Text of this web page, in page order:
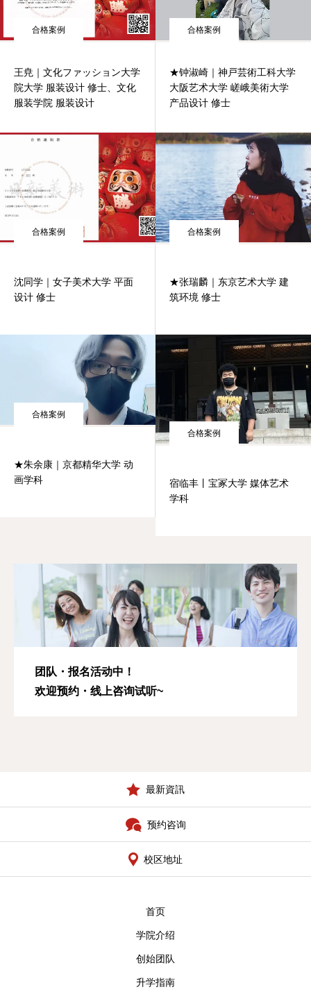
合格案例
王尭｜文化ファッション大学
院大学 服装设计 修士、文化
服装学院 服装设计
合格案例
★钟淑崎｜神戸芸術工科大学
大阪艺术大学 嵯峨美術大学
产品设计 修士
合格案例
沈同学｜女子美术大学 平面
设计 修士
合格案例
★张瑞麟｜东京艺术大学 建
筑环境 修士
合格案例
★朱余康｜京都精华大学 动
画学科
合格案例
宿临丰丨宝冢大学 媒体艺术
学科
团队・报名活动中！
欢迎预约・线上咨询试听~
最新資訊
预约咨询
校区地址
首页
学院介绍
创始团队
升学指南